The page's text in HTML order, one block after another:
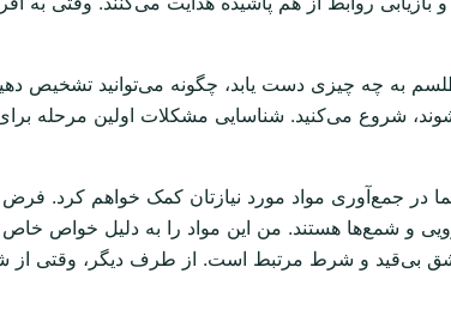
به چه چیزی دست یابد، چگونه می‌توانید تشخیص
شروع می‌کنید. شناسایی مشکلات اولین مرحله
در جمع‌آوری مواد مورد نیازتان کمک خواهم کرد.
و شمع‌ها هستند. من این مواد را به دلیل خواص
عشق بی‌قید و شرط مرتبط است. از طرف دیگر، وقتی